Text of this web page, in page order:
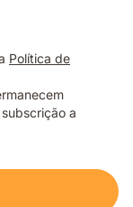
Política de
a